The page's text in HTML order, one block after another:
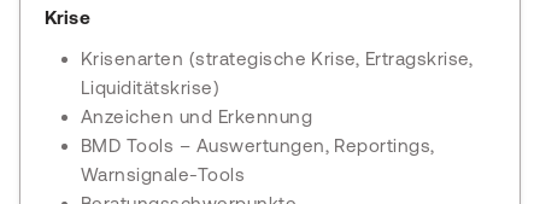
Krise
Krisenarten (strategische Krise, Ertragskrise,
Liquiditätskrise)
Anzeichen und Erkennung
BMD Tools – Auswertungen, Reportings,
Warnsignale-Tools